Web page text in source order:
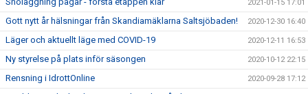
2021-01-15 17:01
Gott nytt år hälsningar från Skandiamäklarna Saltsjöbaden! 2020-12-30 16:40
Läger och aktuellt läge med COVID-19 2020-12-11 16:53
Ny styrelse på plats inför säsongen 2020-10-12 22:15
Rensning i IdrottOnline 2020-09-28 17:12